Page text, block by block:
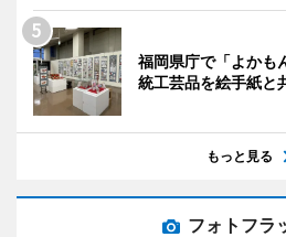
福岡県庁で「よか
統工芸品を絵手紙と
もっと見る
フォトフラ